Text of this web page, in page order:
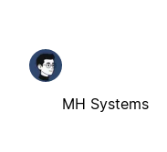
MH Systems